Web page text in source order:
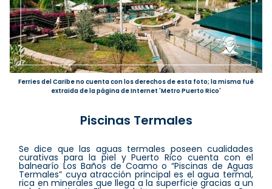
Ferries del Caribe no cuenta con los derechos de esta foto; la misma fué
extraida de la página de Internet 'Metro Puerto Rico'
Piscinas Termales
Se dice que las aguas termales poseen cualidades
curativas para la piel y Puerto Rico cuenta con el
balnearío Los Baños de Coamo o “Piscinas de Aguas
Termales” cuya atracción principal es el agua termal,
rica en minerales que llega a la superficie gracias a un